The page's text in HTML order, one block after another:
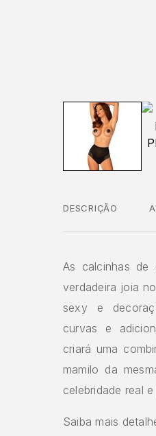
DESCRIÇÃO
As calcinhas de
verdadeira joia
sexy e
curvas e
criará uma
mamilo da
celebridade real
Saiba mais